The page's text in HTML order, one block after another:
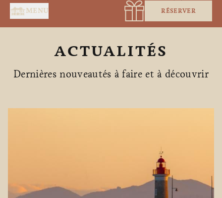
MENU RÉSERVER
RESTAURANT
ACTUALITÉS
Dernières nouveautés à faire et à découvrir
Panneau de gestion des cookies